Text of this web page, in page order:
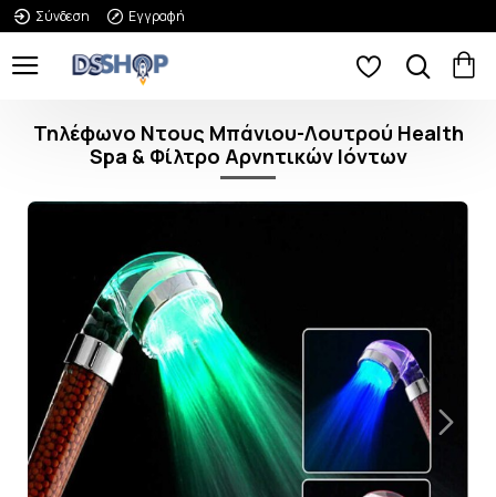
Σύνδεση Εγγραφή
Τηλέφωνο Ντους Μπάνιου-Λουτρού Health
Spa & Φίλτρο Αρνητικών Ιόντων